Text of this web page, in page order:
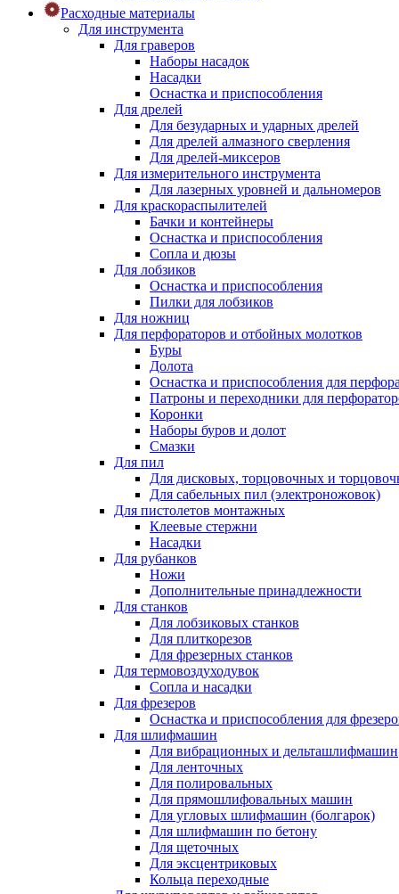
Расходные материалы
Для инструмента
Для граверов
Наборы насадок
Насадки
Оснастка и приспособления
Для дрелей
Для безударных и ударных дрелей
Для дрелей алмазного сверления
Для дрелей-миксеров
Для измерительного инструмента
Для лазерных уровней и дальномеров
Для краскораспылителей
Бачки и контейнеры
Оснастка и приспособления
Сопла и дюзы
Для лобзиков
Оснастка и приспособления
Пилки для лобзиков
Для ножниц
Для перфораторов и отбойных молотков
Буры
Долота
Оснастка и приспособления для
Патроны и переходники для
Коронки
Наборы буров и долот
Смазки
Для пил
Для дисковых, торцовочных и
Для сабельных пил (электроножовок)
Для пистолетов монтажных
Клеевые стержни
Насадки
Для рубанков
Ножи
Дополнительные принадлежности
Для станков
Для лобзиковых станков
Для плиткорезов
Для фрезерных станков
Для термовоздуходувок
Сопла и насадки
Для фрезеров
Оснастка и приспособления для
Для шлифмашин
Для вибрационных и дельташлифмашин
Для ленточных
Для полировальных
Для прямошлифовальных машин
Для угловых шлифмашин (болгарок)
Для шлифмашин по бетону
Для щеточных
Для эксцентриковых
Кольца переходные